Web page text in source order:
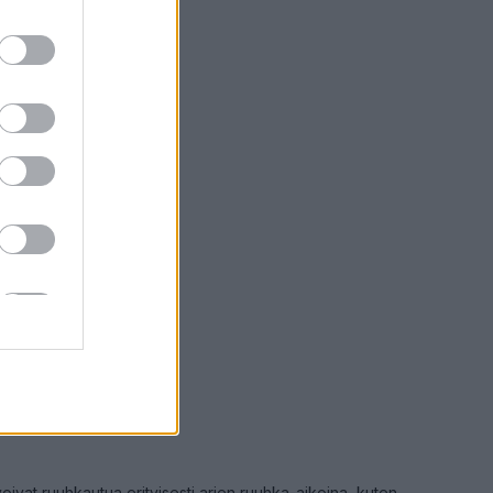
Keskinopeus
km/h
Liikennemäärä
välillä Turku,